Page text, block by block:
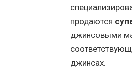
продаются
джинсовыми
джинсах.